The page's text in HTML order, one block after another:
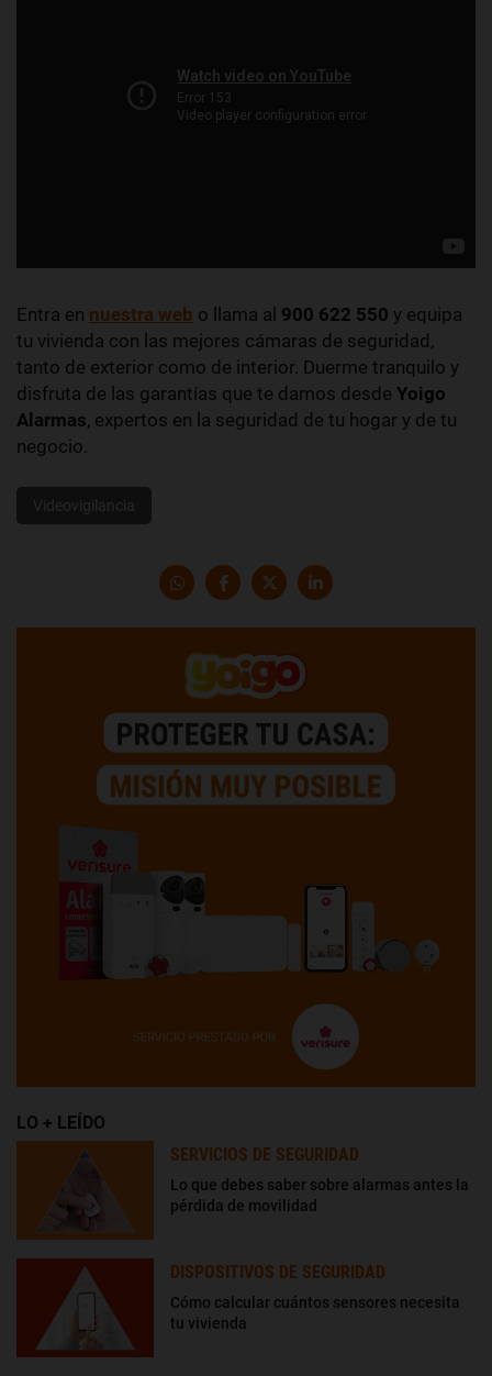
Entra en nuestra web o llama al 900 622 550 y equipa
tu vivienda con las mejores cámaras de seguridad,
tanto de exterior como de interior. Duerme tranquilo y
disfruta de las garantías que te damos desde Yoigo
Alarmas, expertos en la seguridad de tu hogar y de tu
negocio.
Videovigilancia
LO + LEÍDO
SERVICIOS DE SEGURIDAD
Lo que debes saber sobre alarmas antes la
pérdida de movilidad
DISPOSITIVOS DE SEGURIDAD
Cómo calcular cuántos sensores necesita
tu vivienda